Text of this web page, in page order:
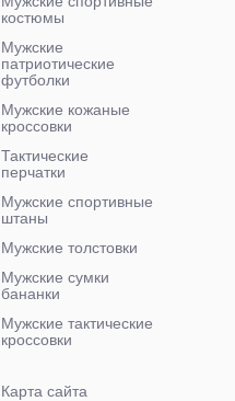
костюмы
Мужские
патриотические
футболки
Мужские кожаные
кроссовки
Тактические
перчатки
Мужские спортивные
штаны
Мужские толстовки
Мужские сумки
бананки
Мужские тактические
кроссовки
Карта сайта